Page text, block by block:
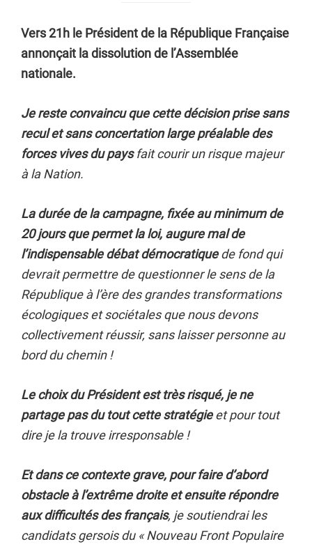
Vers 21h le Président de la République Française
annonçait la dissolution de l’Assemblée
nationale.
Je reste convaincu que cette décision prise sans
recul et sans concertation large préalable des
forces vives du paysfait courir un risque majeur
à la Nation.
La durée de la campagne, fixée au minimum de
20 jours que permet la loi, augure mal de
l’indispensable débat démocratiquede fond qui
devrait permettre de questionner le sens de la
République à l’ère des grandes transformations
écologiques et sociétales que nous devons
collectivement réussir, sans laisser personne au
bord du chemin !
Le choix du Président est très risqué, je ne
partage pas du tout cette stratégieet pour tout
dire je la trouve irresponsable !
Et dans ce contexte grave, pour faire d’abord
obstacle à l’extrême droite et ensuite répondre
aux difficultés des français, je soutiendrai les
candidats gersois du « Nouveau Front Populaire